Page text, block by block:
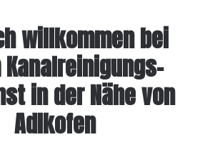
willkommen bei
in der Nähe von
Adlkofen